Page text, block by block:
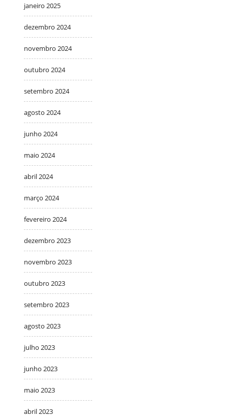
janeiro 2025
dezembro 2024
novembro 2024
outubro 2024
setembro 2024
agosto 2024
junho 2024
maio 2024
abril 2024
março 2024
fevereiro 2024
dezembro 2023
novembro 2023
outubro 2023
setembro 2023
agosto 2023
julho 2023
junho 2023
maio 2023
abril 2023